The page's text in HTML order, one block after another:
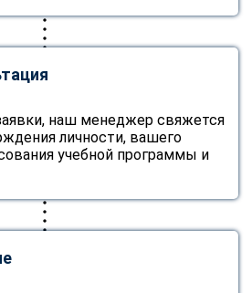
наш менеджер свяжется
личности, вашего
учебной программы и